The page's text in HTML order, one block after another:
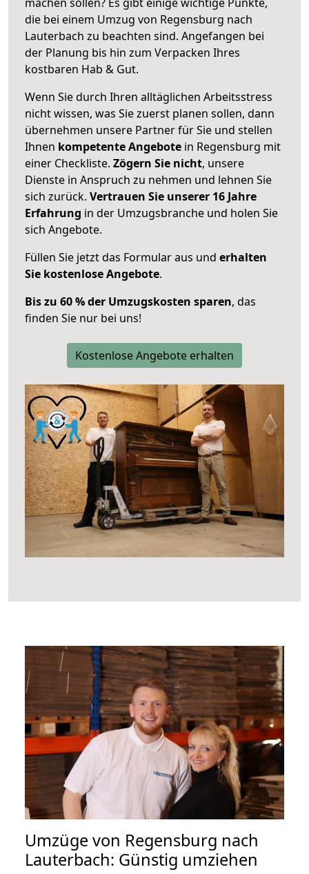
die bei einem Umzug von Regensburg nach
Lauterbach zu beachten sind. Angefangen bei
der Planung bis hin zum Verpacken Ihres
kostbaren Hab & Gut.
Wenn Sie durch Ihren alltäglichen Arbeitsstress
nicht wissen, was Sie zuerst planen sollen, dann
übernehmen unsere Partner für Sie und stellen
Ihnen kompetente Angebote in Regensburg mit
einer Checkliste. Zögern Sie nicht, unsere
Dienste in Anspruch zu nehmen und lehnen Sie
sich zurück. Vertrauen Sie unserer 16 Jahre
Erfahrung in der Umzugsbranche und holen Sie
sich Angebote.
Füllen Sie jetzt das Formular aus und erhalten
Sie kostenlose Angebote.
Bis zu 60 % der Umzugskosten sparen, das
finden Sie nur bei uns!
Kostenlose Angebote erhalten
Umzüge von Regensburg nach
Lauterbach: Günstig umziehen